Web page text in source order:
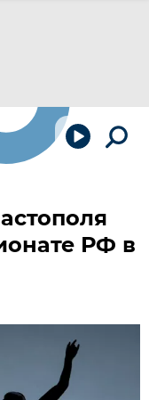
РФ в